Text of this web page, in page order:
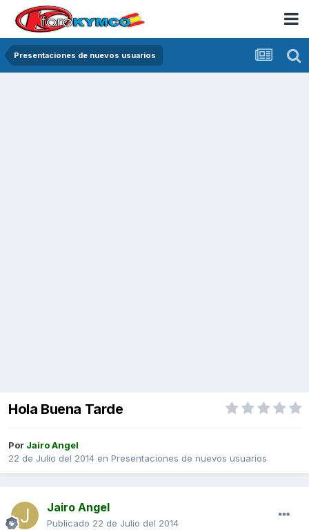
Presentaciones de nuevos usuarios
Hola Buena Tarde
Por Jairo Angel
22 de Julio del 2014 en Presentaciones de nuevos usuarios
Jairo Angel
Publicado 22 de Julio del 2014